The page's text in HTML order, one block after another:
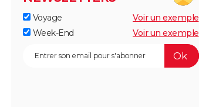
Voyage
Voir un exemple
Week-End
Voir un exemple